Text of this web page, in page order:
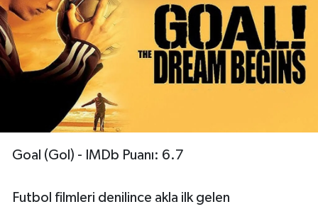
Goal (Gol) - IMDb Puanı: 6.7
Futbol filmleri denilince akla ilk gelen